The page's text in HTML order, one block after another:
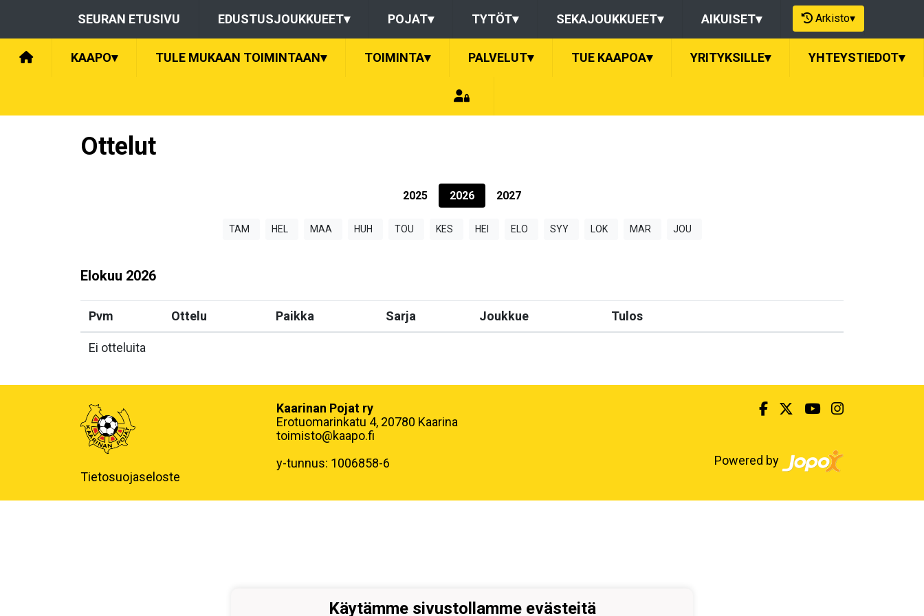
SEURAN ETUSIVU EDUSTUSJOUKKUEET▾ POJAT▾ TYTÖT▾ SEKAJOUKKUEET▾ AIKUISET▾ Arkisto▾
KAAPO▾ TULE MUKAAN TOIMINTAAN▾ TOIMINTA▾ PALVELUT▾ TUE KAAPOA▾ YRITYKSILLE▾ YHTEYSTIEDOT▾
Ottelut
2025 2026 2027
TAM HEL MAA HUH TOU KES HEI ELO SYY LOK MAR JOU
Elokuu 2026
Pvm Ottelu Paikka Sarja Joukkue Tulos
Ei otteluita
Tietosuojaseloste
Kaarinan Pojat ry
Erotuomarinkatu 4, 20780 Kaarina
toimisto@kaapo.fi
y-tunnus: 1006858-6
Powered by
Käytämme sivustollamme evästeitä